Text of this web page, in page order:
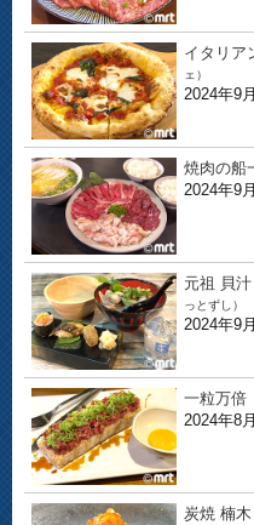
イタリア
ェ）
2024年9
焼肉の船
2024年9
元祖 貝
っとずし）
2024年9
一粒万倍
2024年8
炭焼 楠木